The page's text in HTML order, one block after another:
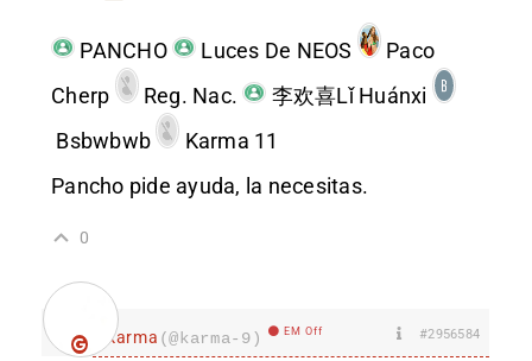
PANCHO Luces De NEOS
Paco
Cherp
Reg. Nac.
李欢喜Lǐ Huánxi
Bsbwbwb
Karma 11
Pancho pide ayuda, la necesitas.
0
karma (@karma-9) EM Off #2956584